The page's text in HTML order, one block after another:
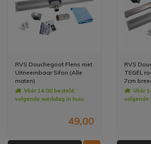
RVS Douchegoot Flens met
Uitneembaar Sifon (Alle
maten)
Vóór 14:00 besteld,
volgende werkdag in huis
49,00
RVS
TEGEL
7cm
Vóór
volgende